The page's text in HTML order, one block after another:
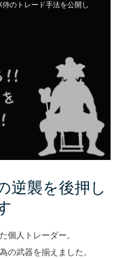
のトレード手法を公開し
逆襲を後押し
個人トレーダー。
の武器を揃えました。